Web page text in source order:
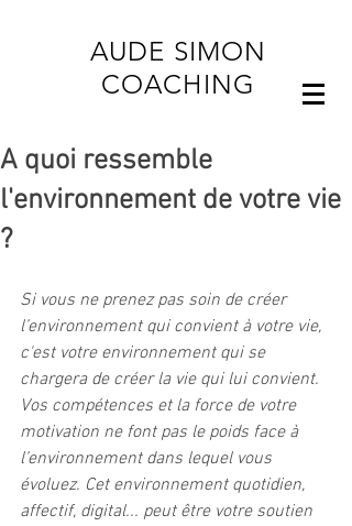
AUDE SIMON
COACHING
A quoi ressemble
l'environnement de votre vie
?
Si vous ne prenez pas soin de créer
l’environnement qui convient à votre vie,
c'est votre environnement qui se
chargera de créer la vie qui lui convient.
Vos compétences et la force de votre
motivation ne font pas le poids face à
l’environnement dans lequel vous
évoluez. Cet environnement quotidien,
affectif, digital... peut être votre soutien